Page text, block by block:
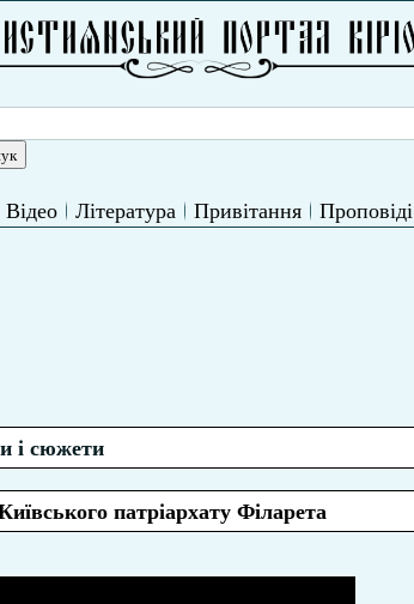
Відео Література Привітання Проповіді
і сюжети
патріархату Філарета